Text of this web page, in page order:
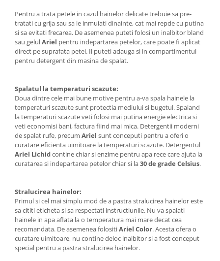
Pentru a trata petele in cazul hainelor delicate trebuie sa pre-
tratati cu grija sau sa le inmuiati dinainte, cat mai repde cu putina
si sa evitati frecarea. De asemenea puteti folosi un inalbitor bland
sau gelulAriel pentru indepartarea petelor, care poate fi aplicat
direct pe suprafata petei. Il puteti adauga si in compartimentul
pentru detergent din masina de spalat.
Spalatul la temperaturi scazute:
Doua dintre cele mai bune motive pentru a-va spala hainele la
temperaturi scazute sunt protectia mediului si bugetul. Spaland
la temperaturi scazute veti folosi mai putina energie electrica si
veti economisi bani, factura fiind mai mica. Detergentii moderni
de spalat rufe, precum Ariel sunt conceputi pentru a oferi o
curatare eficienta uimitoare la temperaturi scazute. Detergentul
Ariel Lichidcontine chiar si enzime pentru apa rece care ajuta la
curatarea si indepartarea petelor chiar si la30 de grade Celsius.
Stralucirea hainelor:
Primul si cel mai simplu mod de a pastra stralucirea hainelor este
sa cititi eticheta si sa respectati instructiunile. Nu va spalati
hainele in apa aflata la o temperatura mai mare decat cea
recomandata. De asemenea folositiAriel Color. Acesta ofera o
curatare uimitoare, nu contine deloc inalbitor si a fost conceput
special pentru a pastra stralucirea hainelor.